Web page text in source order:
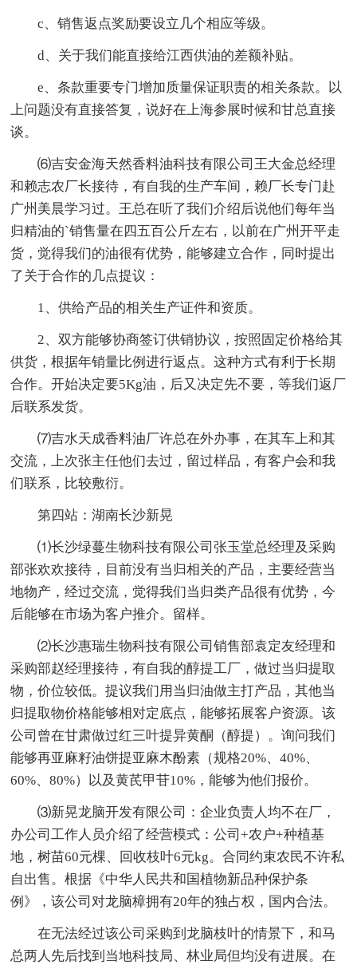
c、销售返点奖励要设立几个相应等级。
d、关于我们能直接给江西供油的差额补贴。
e、条款重要专门增加质量保证职责的相关条款。以
上问题没有直接答复，说好在上海参展时候和甘总直接
谈。
⑹吉安金海天然香料油科技有限公司王大金总经理
和赖志农厂长接待，有自我的生产车间，赖厂长专门赴
广州美晨学习过。王总在听了我们介绍后说他们每年当
归精油的`销售量在四五百公斤左右，以前在广州开平走
货，觉得我们的油很有优势，能够建立合作，同时提出
了关于合作的几点提议：
1、供给产品的相关生产证件和资质。
2、双方能够协商签订供销协议，按照固定价格给其
供货，根据年销量比例进行返点。这种方式有利于长期
合作。开始决定要5Kg油，后又决定先不要，等我们返厂
后联系发货。
⑺吉水天成香料油厂许总在外办事，在其车上和其
交流，上次张主任他们去过，留过样品，有客户会和我
们联系，比较敷衍。
第四站：湖南长沙新晃
⑴长沙绿蔓生物科技有限公司张玉堂总经理及采购
部张欢欢接待，目前没有当归相关的产品，主要经营当
地物产，经过交流，觉得我们当归类产品很有优势，今
后能够在市场为客户推介。留样。
⑵长沙惠瑞生物科技有限公司销售部袁定友经理和
采购部赵经理接待，有自我的醇提工厂，做过当归提取
物，价位较低。提议我们用当归油做主打产品，其他当
归提取物价格能够相对定底点，能够拓展客户资源。该
公司曾在甘肃做过红三叶提异黄酮（醇提）。询问我们
能够再亚麻籽油饼提亚麻木酚素（规格20%、40%、
60%、80%）以及黄芪甲苷10%，能够为他们报价。
⑶新晃龙脑开发有限公司：企业负责人均不在厂，
办公司工作人员介绍了经营模式：公司+农户+种植基
地，树苗60元棵、回收枝叶6元kg。合同约束农民不许私
自出售。根据《中华人民共和国植物新品种保护条
例》，该公司对龙脑樟拥有20年的独占权，国内合法。
在无法经过该公司采购到龙脑枝叶的情景下，和马
总两人先后找到当地科技局、林业局但均没有进展。在